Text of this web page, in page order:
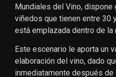
Mundiales del Vino, dispone
viñedos que tienen entre 30
está emplazada dentro de la
Este escenario le aporta un
elaboración del vino, dado
inmediatamente después de